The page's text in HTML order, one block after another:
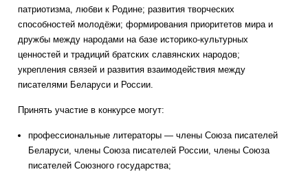
патриотизма, любви к Родине; развития творческих
способностей молодёжи; формирования приоритетов мира и
дружбы между народами на базе историко-культурных
ценностей и традиций братских славянских народов;
укрепления связей и развития взаимодействия между
писателями Беларуси и России.
Принять участие в конкурсе могут:
профессиональные литераторы — члены Союза писателей
Беларуси, члены Союза писателей России, члены Союза
писателей Союзного государства;